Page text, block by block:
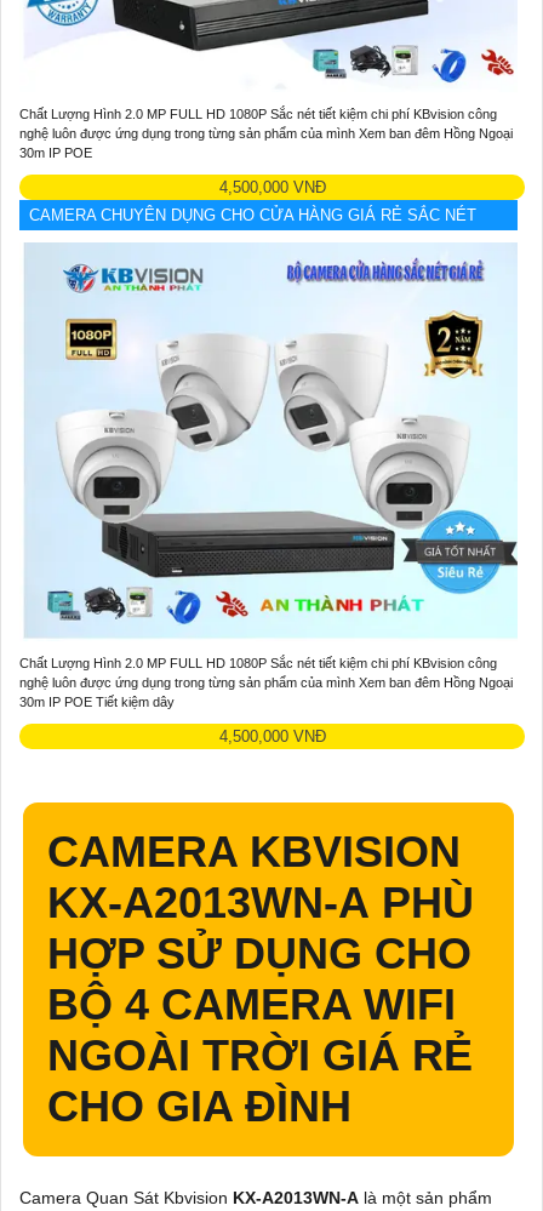
Chất Lượng Hình 2.0 MP FULL HD 1080P Sắc nét tiết kiệm chi phí KBvision công
nghệ luôn được ứng dụng trong từng sản phẩm của mình Xem ban đêm Hồng Ngoại
30m IP POE
4,500,000 VNĐ
CAMERA CHUYÊN DỤNG CHO CỬA HÀNG GIÁ RẺ SẮC NÉT
Chất Lượng Hình 2.0 MP FULL HD 1080P Sắc nét tiết kiệm chi phí KBvision công
nghệ luôn được ứng dụng trong từng sản phẩm của mình Xem ban đêm Hồng Ngoại
30m IP POE Tiết kiệm dây
4,500,000 VNĐ
CAMERA KBVISION
KX-A2013WN-A PHÙ
HỢP SỬ DỤNG CHO
BỘ 4 CAMERA WIFI
NGOÀI TRỜI GIÁ RẺ
CHO GIA ĐÌNH
Camera Quan Sát Kbvision KX-A2013WN-A là một sản phẩm